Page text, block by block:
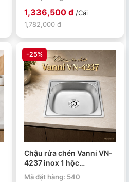
1,336,500 đ /Cái
1,782,000 đ
-25%
Chậu rửa chén Vanni VN-
4237 inox 1 hộc
420x370x230mm
Mã đặt hàng: 540